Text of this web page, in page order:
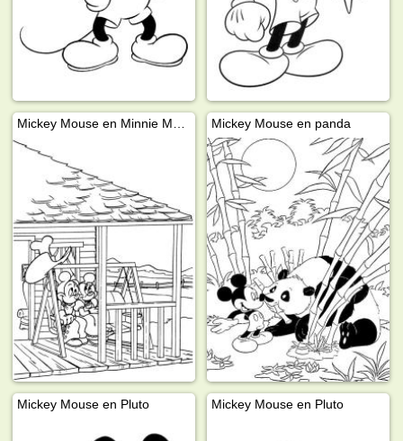
Mickey Mouse en Minnie Mouse Mickey Mouse en panda
Mickey Mouse en Pluto Mickey Mouse en Pluto